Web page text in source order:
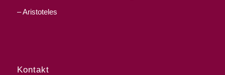
– Aristoteles
Kontakt